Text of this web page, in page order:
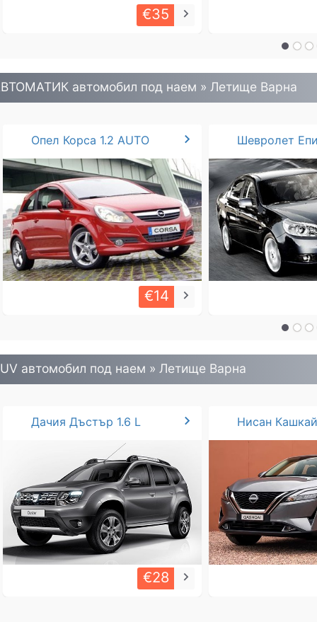
€35 keyboard_arrow_right
автомобил под наем » Летище Варна
Опел Корса 1.2 AUTO chevron_right
€14 keyboard_arrow_right
автомобил под наем » Летище Варна
Дачия Дъстър 1.6 L chevron_right
€28 keyboard_arrow_right
Нисан